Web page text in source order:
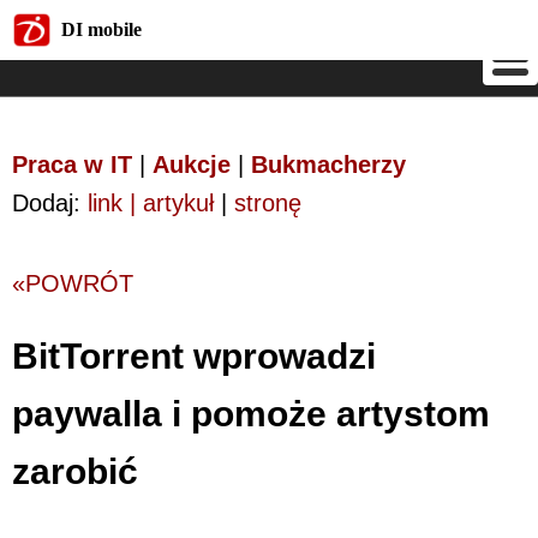
DI mobile
Praca w IT Aukcje
Bukmacherzy
Dodaj: link | artykuł| stronę
«POWRÓT
BitTorrent wprowadzi
paywalla i pomoże artystom
zarobić
DI mobile